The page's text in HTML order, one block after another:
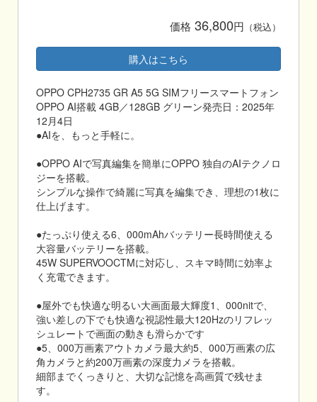
価格 36,800円 （税込）
購入はこちら
OPPO CPH2735 GR A5 5G SIMフリースマートフォン
OPPO AI搭載 4GB／128GB グリーン発売日：2025年
12月4日
●AIを、もっと手軽に。
●OPPO AIで写真編集を簡単にOPPO 独自のAIテクノロ
ジーを搭載。
シンプルな操作で綺麗に写真を編集でき、理想の1枚に
仕上げます。
●たっぷり使える6、000mAhバッテリー長時間使える
大容量バッテリーを搭載。
45W SUPERVOOCTMに対応し、スキマ時間に効率よ
く充電できます。
●屋外でも快適な明るい大画面最大輝度1、000nitで、
強い差しの下でも快適な視認性最大120Hzのリフレッ
シュレートで画面の動きも滑らかです
●5、000万画素アウトカメラ最大約5、000万画素の広
角カメラと約200万画素の深度力メラを搭載。
細部までくっきりと、大切な記憶を高画質で残せま
す。